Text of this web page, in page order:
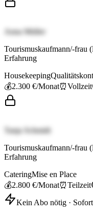
Anna Müller
Tourismuskaufmann/-frau
Erfahrung
Housekeeping
💰2.300 €/Monat⏰Vollzeit
Tanja Schmidt
Tourismuskaufmann/-frau
Erfahrung
CateringMise en Place
💰2.800 €/Monat⏰Teilzeit
Kein Abo nötig ·